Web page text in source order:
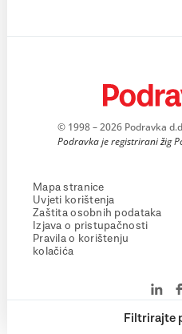
Filtrirajte
© 1998 – 2026 Podravka
Podravka je registrirani žig
Mapa stranice
Uvjeti korištenja
Zaštita osobnih podataka
Izjava o pristupačnosti
Pravila o korištenju
kolačića